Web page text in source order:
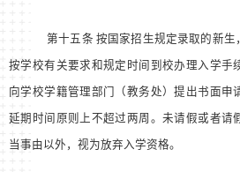
第十五条 按国家招生规定录取的新生
按学校有关要求和规定时间到校办理入学手
向学校学籍管理部门（教务处）提出书面申
延期时间原则上不超过两周。未请假或者请
当事由以外，视为放弃入学资格。